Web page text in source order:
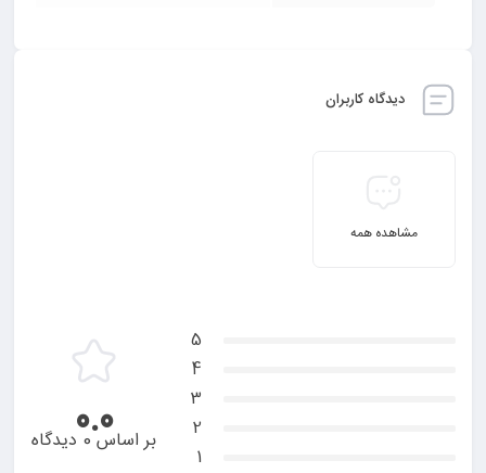
دیدگاه کاربران
مشاهده همه
5
4
3
2
1
0.0بر اساس 0 دیدگاه